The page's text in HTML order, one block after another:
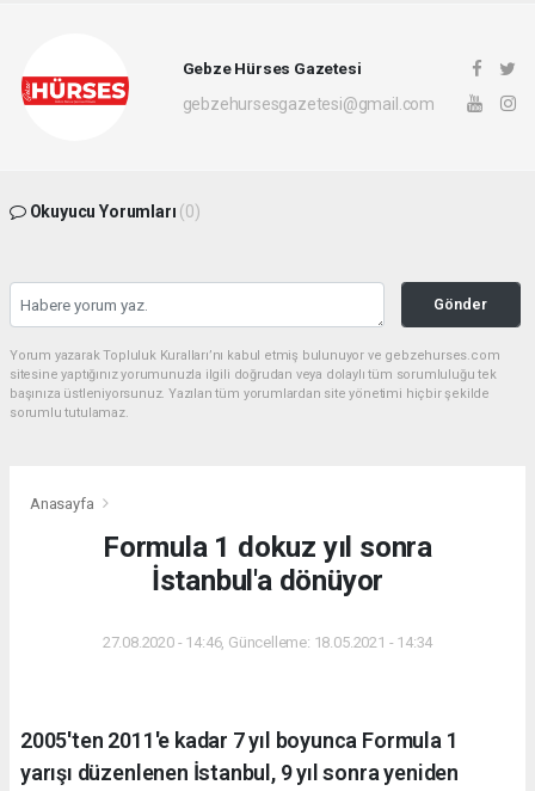
Gebze Hürses Gazetesi
gebzehursesgazetesi@gmail.com
Okuyucu Yorumları (0)
Gönder
Yorum yazarak Topluluk Kuralları’nı kabul etmiş bulunuyor ve gebzehurses.com
sitesine yaptığınız yorumunuzla ilgili doğrudan veya dolaylı tüm sorumluluğu tek
başınıza üstleniyorsunuz. Yazılan tüm yorumlardan site yönetimi hiçbir şekilde
sorumlu tutulamaz.
Anasayfa
Formula 1 dokuz yıl sonra
İstanbul'a dönüyor
27.08.2020 - 14:46, Güncelleme: 18.05.2021 - 14:34
2005'ten 2011'e kadar 7 yıl boyunca Formula 1
yarışı düzenlenen İstanbul, 9 yıl sonra yeniden